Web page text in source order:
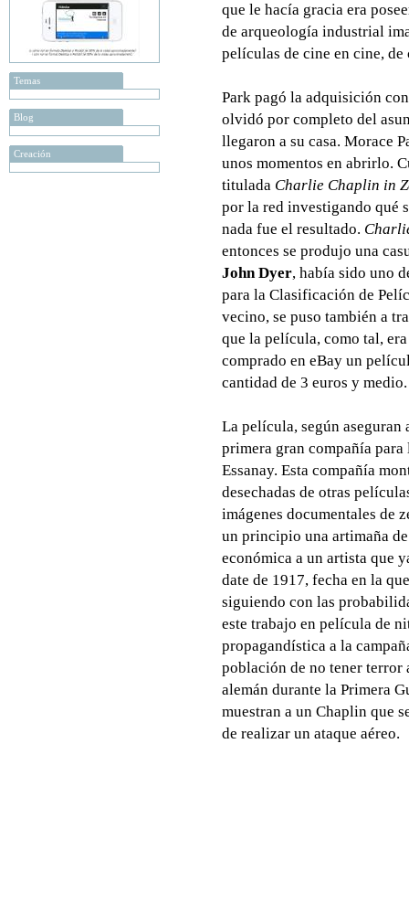
Temas
Blog
Creación
que le hacía gracia era
de arqueología industrial
películas de cine en cine, de
Park pagó la adquisición
olvidó por completo del
llegaron a su casa. Morace
unos momentos en abrirlo.
titulada Charlie Chaplin in
por la red investigando qué
nada fue el resultado.
entonces se produjo una
John Dyer, había sido uno
para la Clasificación de
vecino, se puso también a
que la película, como tal,
comprado en eBay un
cantidad de 3 euros y
La película, según aseguran
primera gran compañía
Essanay. Esta compañía
desechadas de otras
imágenes documentales de
un principio una artimaña
económica a un artista que
date de 1917, fecha en la
siguiendo con las
este trabajo en película de
propagandística a la
población de no tener terror
alemán durante la Primera
muestran a un Chaplin que
de realizar un ataque aéreo.